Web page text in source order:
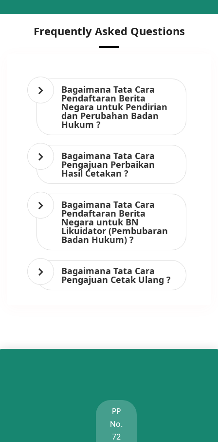
Frequently Asked Questions
Bagaimana Tata Cara
Pendaftaran Berita
Negara untuk Pendirian
dan Perubahan Badan
Hukum ?
Bagaimana Tata Cara
Pengajuan Perbaikan
Hasil Cetakan ?
Bagaimana Tata Cara
Pendaftaran Berita
Negara untuk BN
Likuidator (Pembubaran
Badan Hukum) ?
Bagaimana Tata Cara
Pengajuan Cetak Ulang ?
PP
No.
72